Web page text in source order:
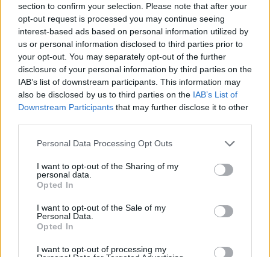
section to confirm your selection. Please note that after your
opt-out request is processed you may continue seeing
interest-based ads based on personal information utilized by
us or personal information disclosed to third parties prior to
your opt-out. You may separately opt-out of the further
disclosure of your personal information by third parties on the
IAB’s list of downstream participants. This information may
also be disclosed by us to third parties on the IAB’s List of
Downstream Participants that may further disclose it to other
Please note that this website/app uses one or more Google
not limited to your visit or usage behaviour. You may click to
grant or deny consent to Google and its third-party tags to
use your data for below specified purposes in below Google
consent section.
Personal Data Processing Opt Outs
I want to opt-out of the Sharing of my
personal data.
Opted In
I want to opt-out of the Sale of my
Personal Data.
Opted In
I want to opt-out of processing my
ÉLETMÓD
hiszti, hanem valódi probléma, ami
az egészséget is károsíthatja